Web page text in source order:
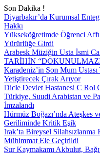
Son Dakika !
Diyarbakır’da Kurumsal
Hakkı
Yükseköğretimde Öğrenci Affı
Yürürlüğe Girdi
Arabesk Müziğin Usta İsmi
TARİHİN
Karadeniz’in Son Mum Ustası
Yetiştirecek Çırak Arıyor
Dicle Devlet Hastanesi C Rol
Türkiye, Suudi Arabistan ve
İmzalandı
Hürmüz Boğazı’nda Ateşkes
Geriliminde Kritik Eşik
Irak’ta Bireysel
Mühimmat Ele Geçirildi
Sur Kaymakamı Akbulut,